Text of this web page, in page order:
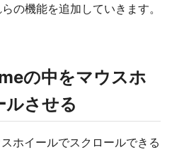
の機能を追加していきます。
の中をマウスホ
ルさせる
ホイールでスクロールできる